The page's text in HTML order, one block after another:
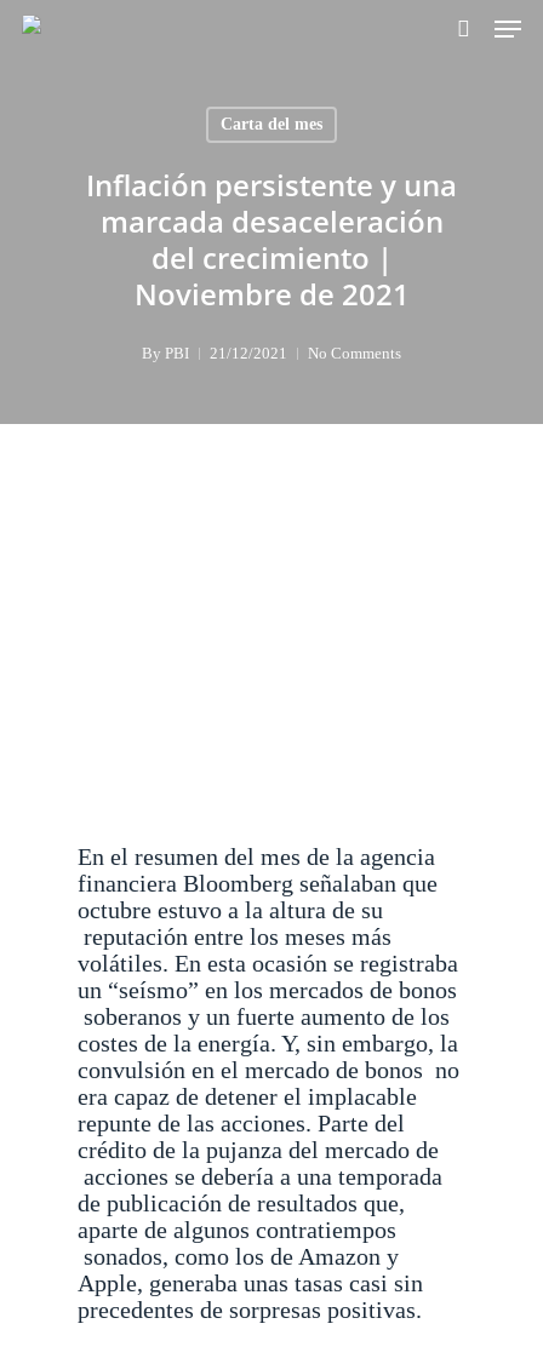
Skip
Menu
Carta del mes
Inflación persistente y una
marcada desaceleración
del crecimiento |
Noviembre de 2021
By PBI 21/12/2021 No Comments
En el resumen del mes de la agencia
financiera Bloomberg señalaban que
octubre estuvo a la altura de su
reputación entre los meses más
volátiles. En esta ocasión se registraba
un “seísmo” en los mercados de bonos
soberanos y un fuerte aumento de los
costes de la energía. Y, sin embargo, la
convulsión en el mercado de bonos no
era capaz de detener el implacable
repunte de las acciones. Parte del
crédito de la pujanza del mercado de
acciones se debería a una temporada
de publicación de resultados que,
aparte de algunos contratiempos
sonados, como los de Amazon y
Apple, generaba unas tasas casi sin
precedentes de sorpresas positivas.